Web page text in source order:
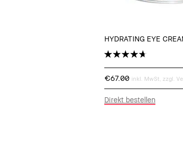
HYDRATING EYE
€67.00 inkl. MwSt, zzgl.
Direkt bestellen